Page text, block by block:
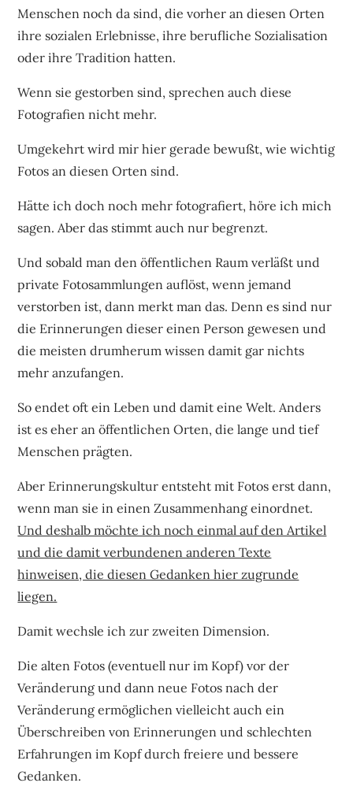
Menschen noch da sind, die vorher an diesen Orten
ihre sozialen Erlebnisse, ihre berufliche Sozialisation
oder ihre Tradition hatten.
Wenn sie gestorben sind, sprechen auch diese
Fotografien nicht mehr.
Umgekehrt wird mir hier gerade bewußt, wie wichtig
Fotos an diesen Orten sind.
Hätte ich doch noch mehr fotografiert, höre ich mich
sagen. Aber das stimmt auch nur begrenzt.
Und sobald man den öffentlichen Raum verläßt und
private Fotosammlungen auflöst, wenn jemand
verstorben ist, dann merkt man das. Denn es sind nur
die Erinnerungen dieser einen Person gewesen und
die meisten drumherum wissen damit gar nichts
mehr anzufangen.
So endet oft ein Leben und damit eine Welt. Anders
ist es eher an öffentlichen Orten, die lange und tief
Menschen prägten.
Aber Erinnerungskultur entsteht mit Fotos erst dann,
wenn man sie in einen Zusammenhang einordnet.
Und deshalb möchte ich noch einmal auf den Artikel
und die damit verbundenen anderen Texte
hinweisen, die diesen Gedanken hier zugrunde
liegen.
Damit wechsle ich zur zweiten Dimension.
Die alten Fotos (eventuell nur im Kopf) vor der
Veränderung und dann neue Fotos nach der
Veränderung ermöglichen vielleicht auch ein
Überschreiben von Erinnerungen und schlechten
Erfahrungen im Kopf durch freiere und bessere
Gedanken.